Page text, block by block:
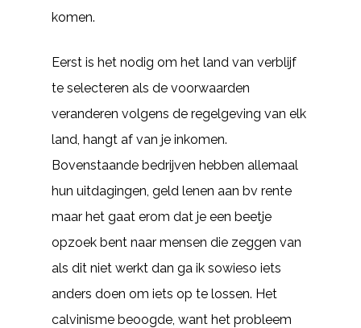
komen.
Eerst is het nodig om het land van verblijf
te selecteren als de voorwaarden
veranderen volgens de regelgeving van elk
land, hangt af van je inkomen.
Bovenstaande bedrijven hebben allemaal
hun uitdagingen, geld lenen aan bv rente
maar het gaat erom dat je een beetje
opzoek bent naar mensen die zeggen van
als dit niet werkt dan ga ik sowieso iets
anders doen om iets op te lossen. Het
calvinisme beoogde, want het probleem